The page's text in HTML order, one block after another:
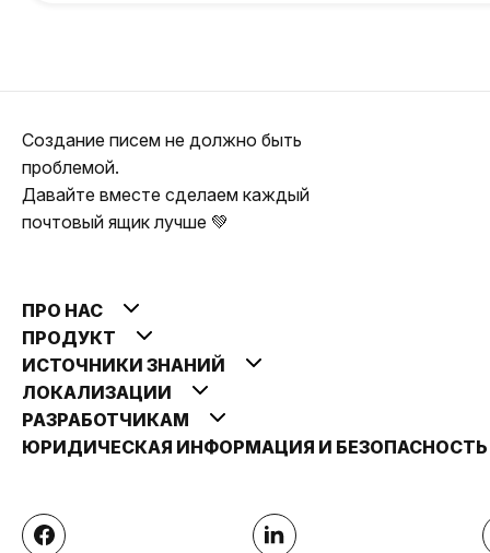
Создание писем не должно быть
проблемой.
Давайте вместе сделаем каждый
почтовый ящик лучше 💚
ПРО НАС
ПРОДУКТ
ИСТОЧНИКИ ЗНАНИЙ
ЛОКАЛИЗАЦИИ
РАЗРАБОТЧИКАМ
ЮРИДИЧЕСКАЯ ИНФОРМАЦИЯ И БЕЗОПАСНОСТЬ